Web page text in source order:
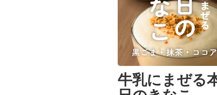
牛乳にまぜる